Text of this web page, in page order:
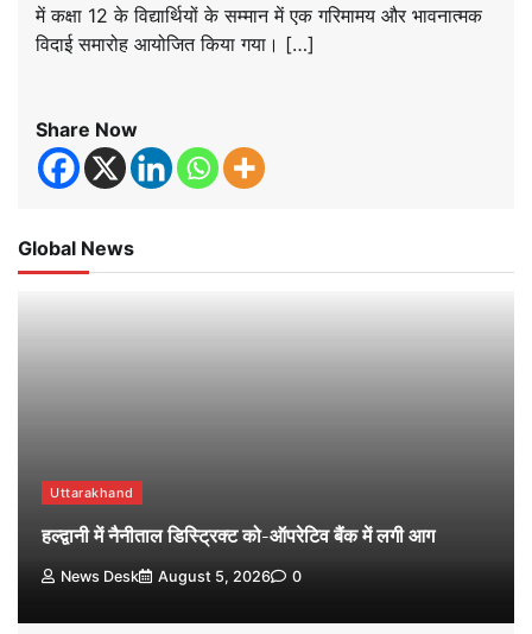
में कक्षा 12 के विद्यार्थियों के सम्मान में एक गरिमामय और भावनात्मक
विदाई समारोह आयोजित किया गया। […]
Share Now
Global News
Uttarakhand
हल्द्वानी में नैनीताल डिस्ट्रिक्ट को-ऑपरेटिव बैंक में लगी आग
News Desk August 5, 2026 0